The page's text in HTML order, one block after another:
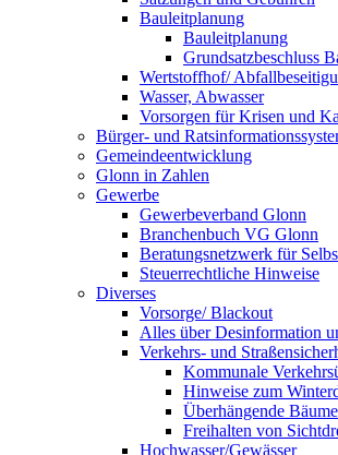
Bauleitplanung
Bauleitplanung
Grundsatzbeschluss
Wertstoffhof/
Wasser, Abwasser
Vorsorgen für Krisen und
Bürger- und
Gemeindeentwicklung
Glonn in Zahlen
Gewerbe
Gewerbeverband Glonn
Branchenbuch VG Glonn
Beratungsnetzwerk für
Steuerrechtliche Hinweise
Diverses
Vorsorge/ Blackout
Alles über Desinformation
Verkehrs- und
Kommunale
Hinweise zum
Überhängende
Freihalten von
Hochwasser/Gewässer